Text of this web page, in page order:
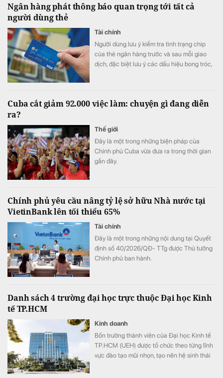
Ngân hàng phát thông báo quan trọng tới tất cả
người dùng thẻ
Tài chính
Người dùng lưu ý kiểm tra tình trạng chip
của thẻ ngân hàng trước và sau mỗi giao
dịch, đặc biệt lưu ý các dấu hiệu bong tróc,
Cuba cắt giảm 92.000 việc làm: chuyện gì đang diễn
ra?
Thế giới
Đây là một trong những biện pháp của
Chính phủ Cuba vừa đưa ra trong thời gian
gần đây.
Chính phủ yêu cầu nâng tỷ lệ sở hữu Nhà nước tại
VietinBank lên tối thiểu 65%
Tài chính
Đây là một trong những nội dung tại Quyết
định số 40/2026/QĐ- TTg được Thủ tướng
Chính phủ ban hành.
Danh sách 4 trường đại học trực thuộc Đại học Kinh
tế TP.HCM
Kinh doanh
Bốn trường thành viên của Đại học Kinh tế
TP.HCM (UEH) được tổ chức theo từng lĩnh
vực đào tạo mũi nhọn, tạo nên hệ sinh thái